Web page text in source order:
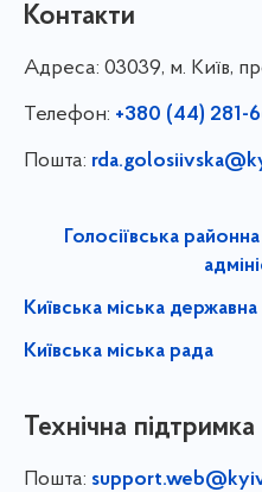
Контакти
Адреса: 03039, м. Київ,
Телефон: +380 (44) 281-
Пошта:
Голосіївська
Київська міська державна
Київська міська рада
Технічна підтримка
Пошта: